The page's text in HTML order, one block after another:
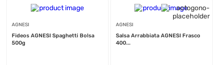
AGNESI
Fideos AGNESI Spaghetti Bolsa
500g
AGNESI
Salsa Arrabbiata AGNESI Frasco
400...